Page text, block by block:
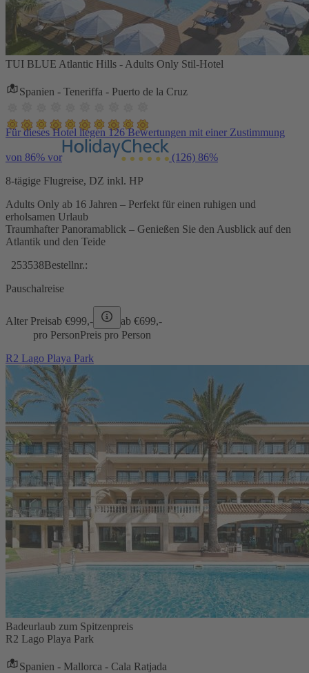
TUI BLUE Atlantic Hills - Adults Only Stil-Hotel
Spanien - Teneriffa - Puerto de la Cruz
Für dieses Hotel liegen 126 Bewertungen mit einer Zustimmung
von 86% vor (126) 86%
8-tägige Flugreise, DZ inkl. HP
Adults Only ab 16 Jahren – Perfekt für einen ruhigen und
erholsamen Urlaub
Traumhafter Panoramablick – Genießen Sie den Ausblick auf den
Atlantik und den Teide
253538Bestellnr.:
Pauschalreise
Alter Preisab €999,- ab €699,-
pro PersonPreis pro Person
R2 Lago Playa Park
Badeurlaub zum Spitzenpreis
R2 Lago Playa Park
Spanien - Mallorca - Cala Ratjada